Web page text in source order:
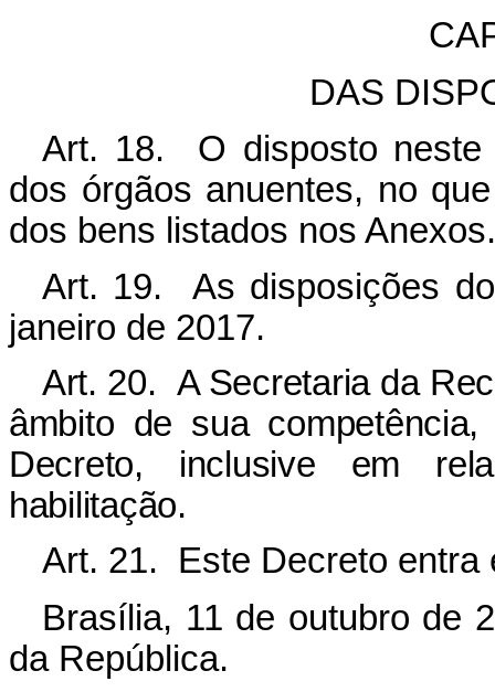
DAS
Art. 18. O disposto neste
dos órgãos anuentes, no
dos bens listados nos Anexos.
Art. 19. As disposições
janeiro de 2017.
Art. 20. A Secretaria da
âmbito de sua
Decreto, inclusive em
habilitação.
Art. 21. Este Decreto entra
Brasília, 11 de outubro de
da República.